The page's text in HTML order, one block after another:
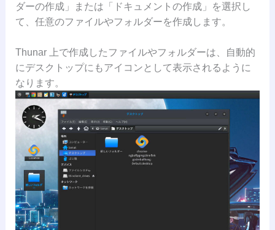
ダーの作成」または「ドキュメントの作成」を選択し
て、任意のファイルやフォルダーを作成します。
Thunar 上で作成したファイルやフォルダーは、自動的
にデスクトップにもアイコンとして表示されるように
なります。